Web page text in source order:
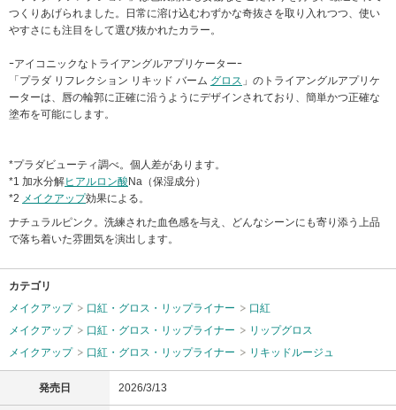
つくりあげられました。日常に溶け込むわずかな奇抜さを取り入れつつ、使い
やすさにも注目をして選び抜かれたカラー。
ｰアイコニックなトライアングルアプリケーターｰ
「プラダ リフレクション リキッド バーム グロス 」のトライアングルアプリケ
ーターは、唇の輪郭に正確に沿うようにデザインされており、簡単かつ正確な
塗布を可能にします。
*プラダビューティ調べ。個人差があります。
*1 加水分解ヒアルロン酸 Na（保湿成分）
*2 メイクアップ効果による。
ナチュラルピンク。洗練された血色感を与え、どんなシーンにも寄り添う上品
で落ち着いた雰囲気を演出します。
カテゴリ
メイクアップ
口紅・グロス・リップライナー
口紅
メイクアップ
口紅・グロス・リップライナー
リップグロス
メイクアップ
口紅・グロス・リップライナー リキッドルージュ
発売日 2026/3/13